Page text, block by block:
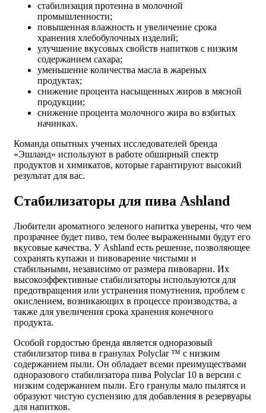
стабилизация протеина в молочной
промышленности;
повышенная влажность и увеличение срока
хранения хлебобулочных изделий;
улучшение вкусовых свойств напитков с низким
содержанием сахара;
уменьшение количества масла в жареных
продуктах;
снижение процента насыщенных жиров в мясной
продукции;
снижение процента молочного жира во взбитых
начинках.
Команда опытных ученых исследователей бренда
«Эшланд» используют в работе обширный спектр
продуктов и химикатов, которые гарантируют высокий
результат для вас.
Стабилизаторы для пива Ashland
Любители ароматного зеленого напитка уверены, что чем
прозрачнее будет пиво, тем более выраженными будут его
вкусовые качества. У Ashland есть решение, позволяющее
сохранять купажи и пивоварение чистыми и
стабильными, независимо от размера пивоварни. Их
высокоэффективные стабилизаторы используются для
предотвращения или устранения помутнения, проблем с
окислением, возникающих в процессе производства, а
также для увеличения срока хранения конечного
продукта.
Особой гордостью бренда является одноразовый
стабилизатор пива в гранулах Polyclar ™ с низким
содержанием пыли. Он обладает всеми преимуществами
одноразового стабилизатора пива Polyclar 10 в версии с
низким содержанием пыли. Его гранулы мало пылятся и
образуют чистую суспензию для добавления в резервуары
для напитков.